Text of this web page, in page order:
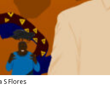
S Flores